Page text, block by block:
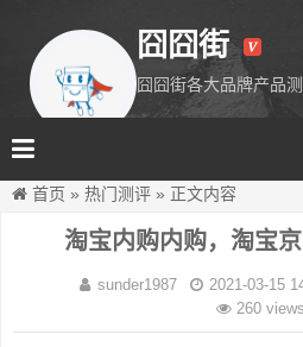
囧囧街
囧囧街各大品牌产品
首页 » 热门测评 » 正文内容
淘宝内购内购，淘宝
sunder1987 2021-03-15
260 views